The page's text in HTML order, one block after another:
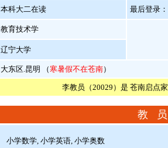
本科大二在读 最后登录
教育技术学
辽宁大学
大东区.昆明 （寒暑假不在苍南）
李教员（20029）是 苍南启点
教
小学数学, 小学英语, 小学奥数